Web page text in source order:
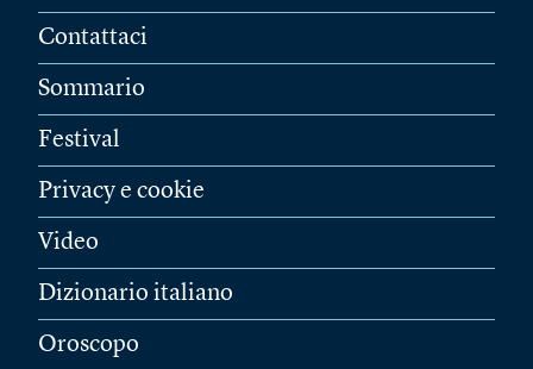
Contattaci
Sommario
Festival
Privacy e cookie
Video
Dizionario italiano
Oroscopo